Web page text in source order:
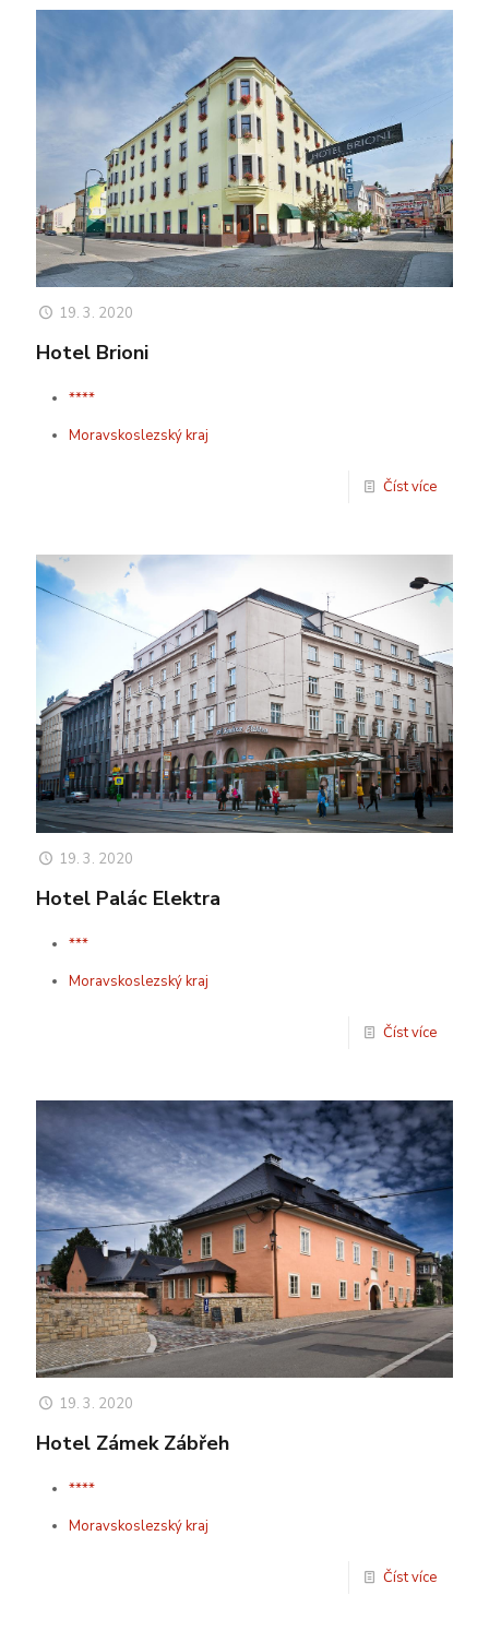
19. 3. 2020
Hotel Brioni
****
Moravskoslezský kraj
Číst více
19. 3. 2020
Hotel Palác Elektra
***
Moravskoslezský kraj
Číst více
19. 3. 2020
Hotel Zámek Zábřeh
****
Moravskoslezský kraj
Číst více